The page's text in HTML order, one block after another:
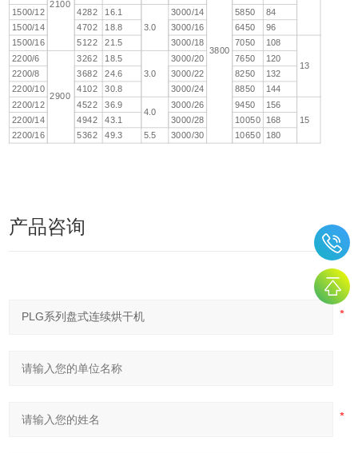
2100
3800
1500/12
4282
16.1
3.0
3000/14 5850
84
1500/14
4702 18.8 3000/16 6450
96
1500/16
5122 21.5 3000/18 7050 108
13
2200/6
2900
3262
18.5
3.0
3000/20 7650
120
2200/8
3682 24.6 3000/22 8250
132
2200/10
4102 30.8 3000/24 8850
144
2200/12
4522 36.9
4.0
3000/26 9450
156
15
2200/14 4942 43.1 3000/28 10050
168
2200/16
5362 49.3 5.5 3000/30 10650 180
产品咨询